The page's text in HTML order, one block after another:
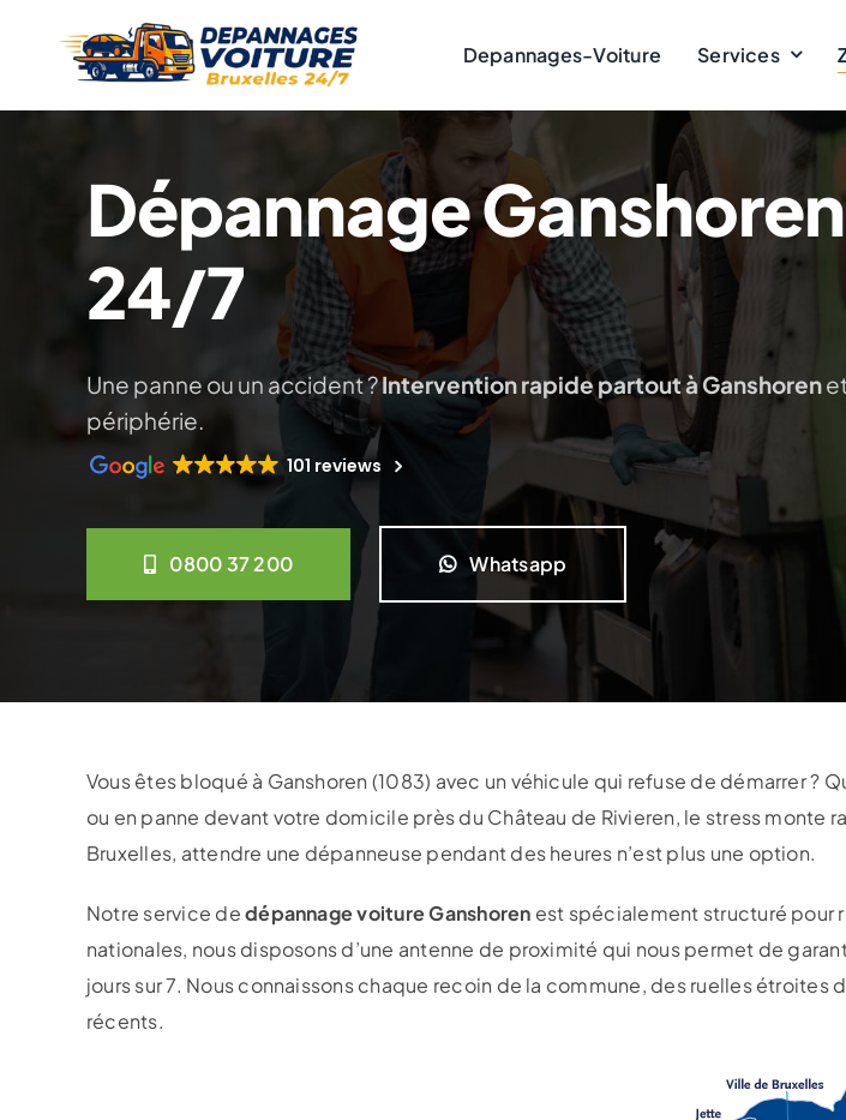
Depannages-Voiture Services
Dépannage
24/7
Une panne ou un accident ?Intervention rapide partout à Ganshoren
périphérie.
101 reviews
0800 37 200 Whatsapp
Vous êtes bloqué à Ganshoren (1083) avec un véhicule qui refuse de démarrer ?
ou en panne devant votre domicile près du Château de Rivieren, le stress
Bruxelles, attendre une dépanneuse pendant des heures n’est plus une option.
Notre service dedépannage voiture Ganshoren est spécialement structuré pour
nationales, nous disposons d’une antenne de proximité qui nous permet de
jours sur 7. Nous connaissons chaque recoin de la commune, des ruelles
récents.